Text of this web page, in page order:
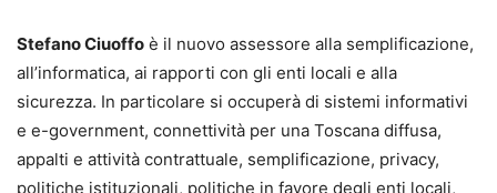
Stefano Ciuoffo è il nuovo assessore alla semplificazione,
all’informatica, ai rapporti con gli enti locali e alla
sicurezza. In particolare si occuperà di sistemi informativi
e e-government, connettività per una Toscana diffusa,
appalti e attività contrattuale, semplificazione, privacy,
politiche istituzionali, politiche in favore degli enti locali,